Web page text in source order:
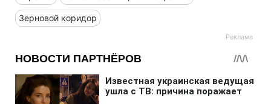
Зерновой коридор